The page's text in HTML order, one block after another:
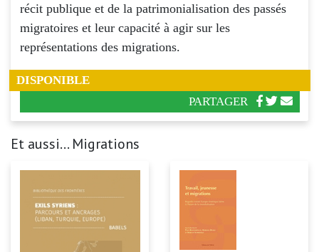
récit publique et de la patrimonialisation des passés
migratoires et leur capacité à agir sur les
représentations des migrations.
DISPONIBLE
PARTAGER
Et aussi... Migrations